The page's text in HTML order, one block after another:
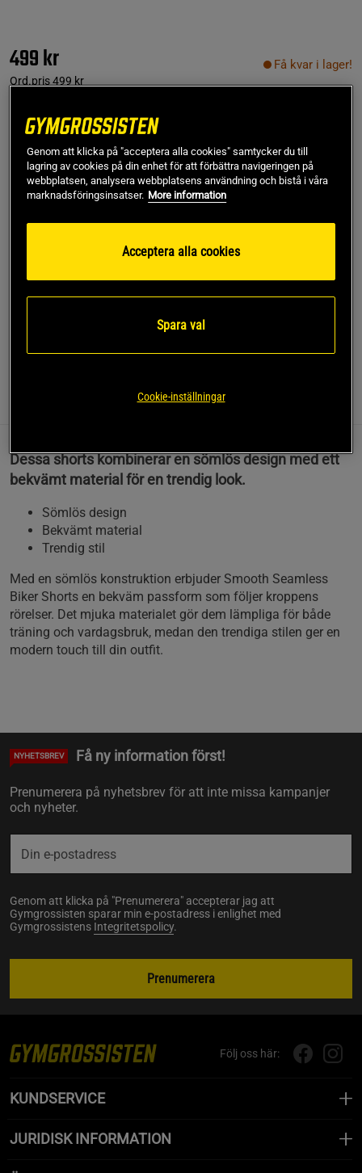
499 kr
Ord.pris499 kr
Få kvar i lager!
Large
Lägg i varukorgen
Upplev stil och bekvämlighet med Smooth Seamless Biker
Recensioner
Dessa shorts kombinerar en sömlös design med ett
bekvämt material för en trendig look.
Sömlös design
Bekvämt material
Trendig stil
Med en sömlös konstruktion erbjuder Smooth Seamless
Biker Shorts en bekväm passform som följer kroppens
rörelser. Det mjuka materialet gör dem lämpliga för både
träning och vardagsbruk, medan den trendiga stilen ger en
modern touch till din outfit.
NYHETSBREV Få ny information först!
Prenumerera på nyhetsbrev för att inte missa kampanjer
och nyheter.
Genom att klicka på "Prenumerera" accepterar jag att
Gymgrossisten sparar min e-postadress i enlighet med
Gymgrossistens Integritetspolicy.
Prenumerera
Följ oss här:
KUNDSERVICE
JURIDISK INFORMATION
Genom att klicka på "acceptera alla cookies" samtycker du till
lagring av cookies på din enhet för att förbättra navigeringen på
webbplatsen, analysera webbplatsens användning och bistå i våra
marknadsföringsinsatser. More information
Acceptera alla cookies
Spara val
Cookie-inställningar